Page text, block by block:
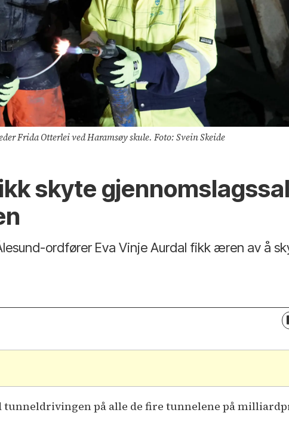
Frida Otterlei ved Haramsøy skule. Foto: Svein Skeide
skyte
ordfører Eva Vinje Aurdal fikk æren av å
på alle de fire tunnelene på